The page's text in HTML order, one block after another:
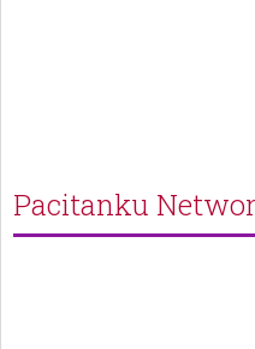
Pacitanku